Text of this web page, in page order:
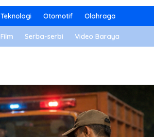
Teknologi Otomotif Olahraga
Film Serba-serbi Video Baraya